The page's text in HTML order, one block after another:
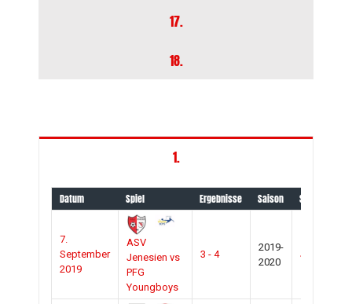
17.
18.
1.
Datum Spiel Ergebnisse Saison Spielort
7.
September
2019
ASV
Jenesien vs
PFG
Youngboys
3 - 4
2019-
2020
Jenesien